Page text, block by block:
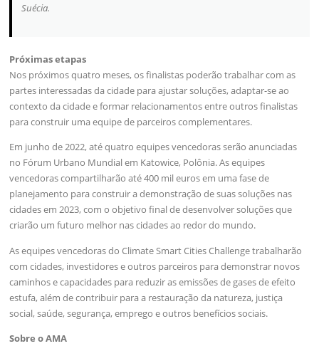
Suécia.
Próximas etapas
Nos próximos quatro meses, os finalistas poderão trabalhar com as
partes interessadas da cidade para ajustar soluções, adaptar-se ao
contexto da cidade e formar relacionamentos entre outros finalistas
para construir uma equipe de parceiros complementares.
Em junho de 2022, até quatro equipes vencedoras serão anunciadas
no Fórum Urbano Mundial em Katowice, Polônia. As equipes
vencedoras compartilharão até 400 mil euros em uma fase de
planejamento para construir a demonstração de suas soluções nas
cidades em 2023, com o objetivo final de desenvolver soluções que
criarão um futuro melhor nas cidades ao redor do mundo.
As equipes vencedoras do Climate Smart Cities Challenge trabalharão
com cidades, investidores e outros parceiros para demonstrar novos
caminhos e capacidades para reduzir as emissões de gases de efeito
estufa, além de contribuir para a restauração da natureza, justiça
social, saúde, segurança, emprego e outros benefícios sociais.
Sobre o AMA